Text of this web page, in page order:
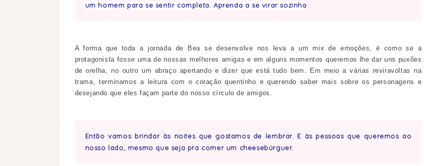
um homem para se sentir completa. Aprenda a se virar sozinha
A forma que toda a jornada de Bea se desenvolve nos leva a um mix de emoções, é como se a
protagonista fosse uma de nossas melhores amigas e em alguns momentos queremos lhe dar uns puxões
de orelha, no outro um abraço apertando e dizer que está tudo bem. Em meio a várias reviravoltas na
trama, terminamos a leitura com o coração quentinho e querendo saber mais sobre os personagens e
desejando que eles façam parte do nosso círculo de amigos.
Então vamos brindar às noites que gostamos de lembrar. E às pessoas que queremos ao
nosso lado, mesmo que seja pra comer um cheesebúrguer.